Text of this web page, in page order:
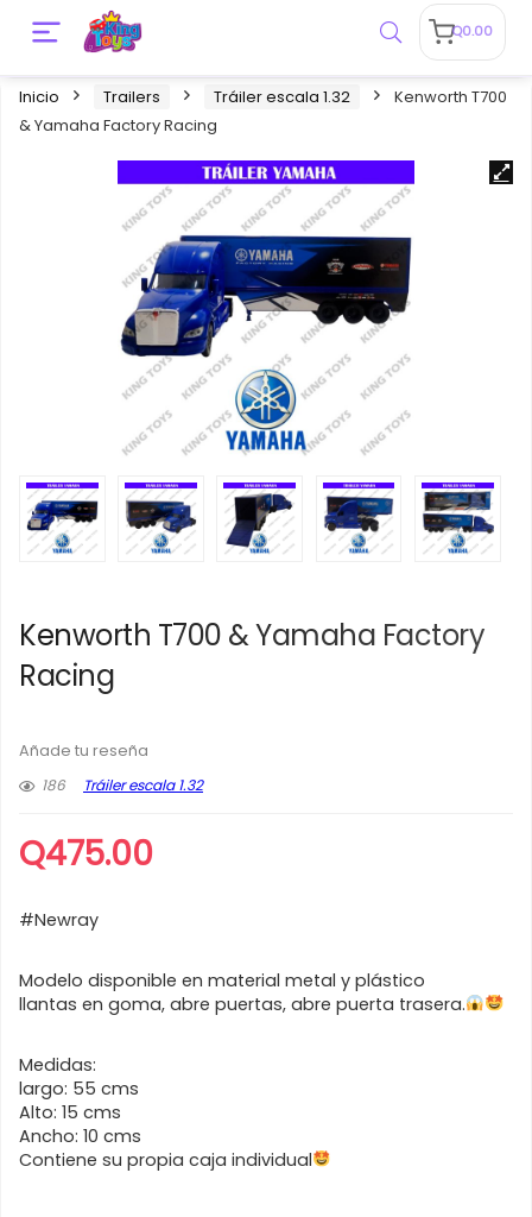
Q0.00
Inicio Trailers Tráiler escala 1.32
Kenworth T700
& Yamaha Factory Racing
Kenworth T700 & Yamaha Factory
Racing
Añade tu reseña
186
Tráiler escala 1.32
Q475.00
#Newray
Modelo disponible en material metal y plástico
llantas en goma, abre puertas, abre puerta trasera.
Medidas:
largo: 55 cms
Alto: 15 cms
Ancho: 10 cms
Contiene su propia caja individual